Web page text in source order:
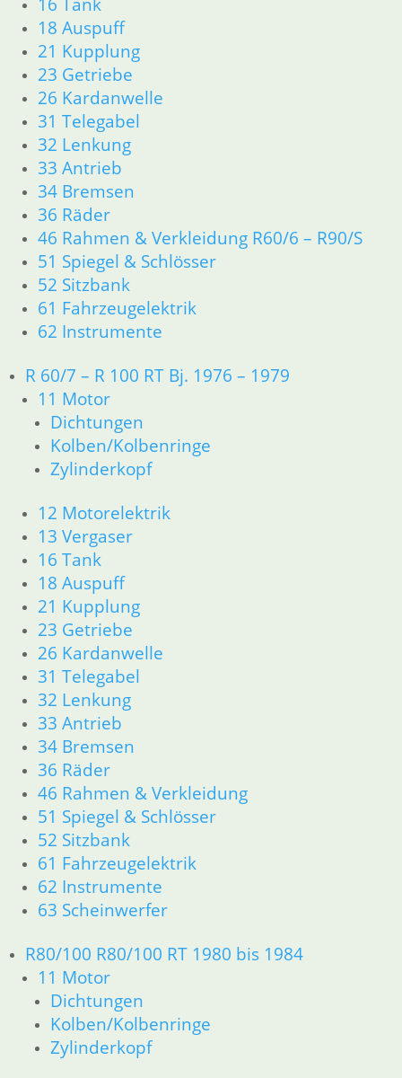
18 Auspuff
21 Kupplung
23 Getriebe
26 Kardanwelle
31 Telegabel
32 Lenkung
33 Antrieb
34 Bremsen
36 Räder
46 Rahmen & Verkleidung R60/6 – R90/S
51 Spiegel & Schlösser
52 Sitzbank
61 Fahrzeugelektrik
62 Instrumente
R 60/7 – R 100 RT Bj. 1976 – 1979
11 Motor
Dichtungen
Kolben/Kolbenringe
Zylinderkopf
12 Motorelektrik
13 Vergaser
16 Tank
18 Auspuff
21 Kupplung
23 Getriebe
26 Kardanwelle
31 Telegabel
32 Lenkung
33 Antrieb
34 Bremsen
36 Räder
46 Rahmen & Verkleidung
51 Spiegel & Schlösser
52 Sitzbank
61 Fahrzeugelektrik
62 Instrumente
63 Scheinwerfer
R80/100 R80/100 RT 1980 bis 1984
11 Motor
Dichtungen
Kolben/Kolbenringe
Zylinderkopf